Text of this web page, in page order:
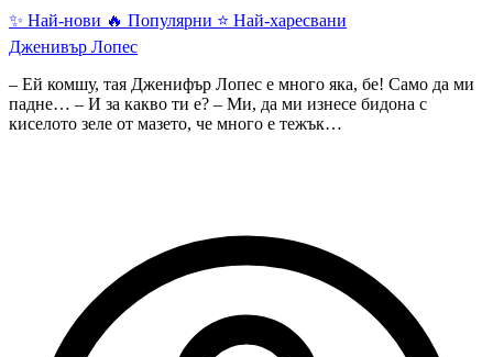
✨ Най-нови 🔥 Популярни ⭐ Най-харесвани
Дженивър Лопес
– Ей комшу, тая Дженифър Лопес е много яка, бе! Само да ми
падне… – И за какво ти е? – Ми, да ми изнесе бидона с
киселото зеле от мазето, че много е тежък…